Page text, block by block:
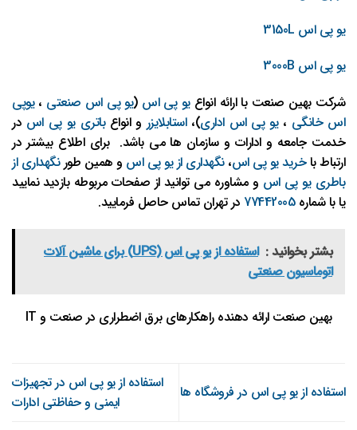
یو پی اس 3150L
یو پی اس 3000B
شرکت بهین صنعت با ارائه انواعیو پی اس (یو پی اس صنعتی ،یوپی
اس خانگی ،یو پی اس اداری)،استابلایزر و انواع باتری یو پی اس در
خدمت جامعه و ادارات و سازمان ها می باشد. برای اطلاع بیشتر در
ارتباط باخرید یو پی اس،نگهداری از یو پی اس و همین طورنگهداری از
باطری یو پی اس و مشاوره می توانید از صفحات مربوطه بازدید نمایید
یا با شماره77442005 در تهران تماس حاصل فرمایید.
بشتر بخوانید :
استفاده از یو پی اس (UPS) برای ماشین‌ آلات
اتوماسیون صنعتی
بهین صنعت ارائه دهنده راهکارهای برق اضطراری در صنعت و IT
استفاده از یو پی اس در فروشگاه ها
استفاده از یو پی اس در تجهیزات
ایمنی و حفاظتی ادارات